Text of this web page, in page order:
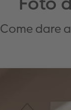
Come dare